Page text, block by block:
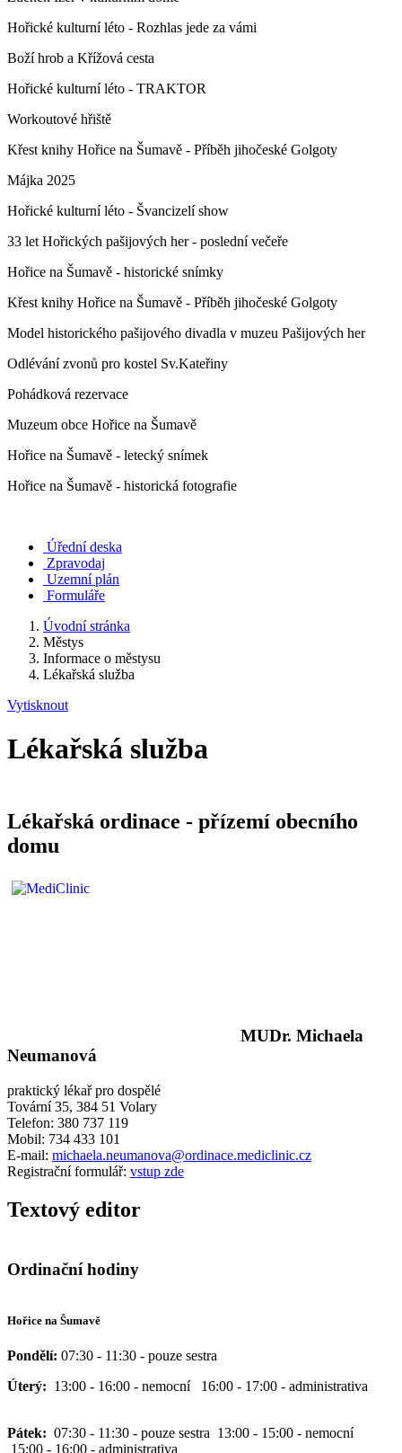
Hořické kulturní léto - Rozhlas jede za vámi
Boží hrob a Křížová cesta
Hořické kulturní léto - TRAKTOR
Workoutové hřiště
Křest knihy Hořice na Šumavě - Příběh jihočeské Golgoty
Májka 2025
Hořické kulturní léto - Švancizelí show
33 let Hořických pašijových her - poslední večeře
Hořice na Šumavě - historické snímky
Křest knihy Hořice na Šumavě - Příběh jihočeské Golgoty
Model historického pašijového divadla v muzeu Pašijových her
Odlévání zvonů pro kostel Sv.Kateřiny
Pohádková rezervace
Muzeum obce Hořice na Šumavě
Hořice na Šumavě - letecký snímek
Hořice na Šumavě - historická fotografie
Úřední deska
Zpravodaj
Uzemní plán
Formuláře
Úvodní stránka
Městys
Informace o městysu
Lékařská služba
Vytisknout
Lékařská služba
Lékařská ordinace - přízemí obecního
domu
MUDr. Michaela
Neumanová
praktický lékař pro dospělé
Tovární 35, 384 51 Volary
Telefon: 380 737 119
Mobil: 734 433 101
E-mail: michaela.neumanova@ordinace.mediclinic.cz
Registrační formulář: vstup zde
Textový editor
Ordinační hodiny
Hořice na Šumavě
Pondělí: 07:30 - 11:30 - pouze sestra
Úterý: 13:00 - 16:00 - nemocní 16:00 - 17:00 - administrativa
Pátek: 07:30 - 11:30 - pouze sestra 13:00 - 15:00 - nemocní
15:00 - 16:00 - administrativa